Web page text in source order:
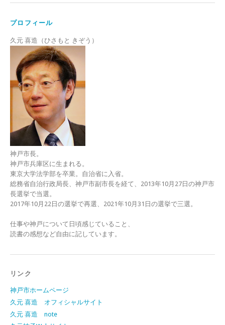
プロフィール
久元 喜造（ひさもと きぞう）
神戸市長。
神戸市兵庫区に生まれる。
東京大学法学部を卒業。自治省に入省。
総務省自治行政局長、神戸市副市長を経て、2013年10月27日の神戸市
長選挙で当選。
2017年10月22日の選挙で再選、2021年10月31日の選挙で三選。
仕事や神戸について日頃感じていること、
読書の感想など自由に記しています。
リンク
神戸市ホームページ
久元 喜造 オフィシャルサイト
久元 喜造 note